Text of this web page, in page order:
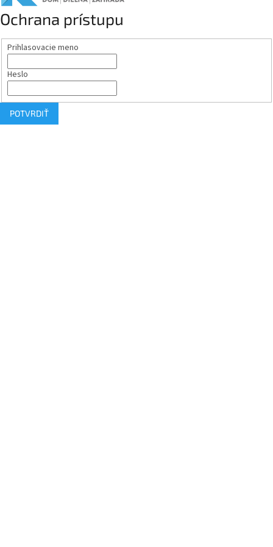
Ochrana prístupu
Prihlasovacie meno
Heslo
POTVRDIŤ